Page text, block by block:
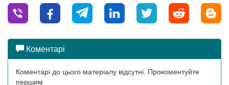
Коментарі
Коментарі до цього матеріалу відсутні. Прокоментуйте
першим